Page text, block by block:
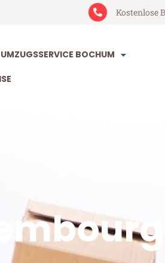
Kostenlose
UMZUGSSERVICE BOCHUM